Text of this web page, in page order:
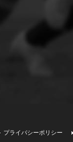
プライバシーポリシー